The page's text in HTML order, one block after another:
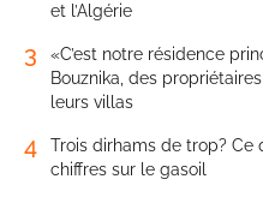
et l’Algérie
3
«C’est notre résidence
Bouznika, des
leurs villas
4
Trois dirhams de trop?
chiffres sur le gasoil